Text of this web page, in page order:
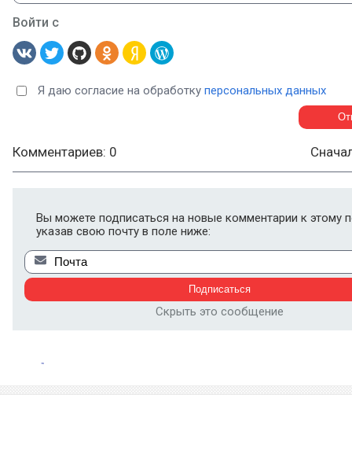
Войти с
Я даю согласие на обработку персональных данных
Комментариев: 0
Вы можете подписаться на новые комментарии к этому
указав свою почту в поле ниже:
Скрыть это сообщение